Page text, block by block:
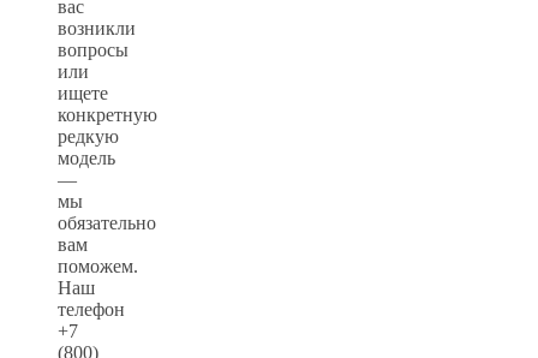
вас
возникли
вопросы
или
ищете
конкретную
редкую
модель
—
мы
обязательно
вам
поможем.
Наш
телефон
+7
(800)